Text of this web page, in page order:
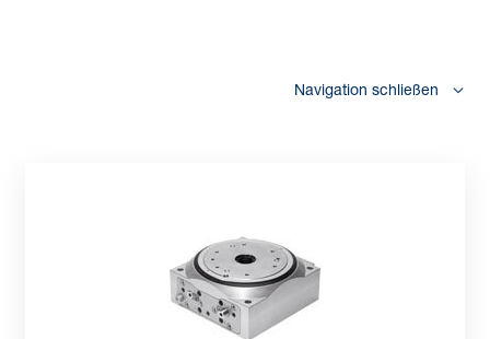
Navigation schließen